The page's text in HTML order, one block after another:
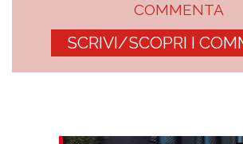
COMMENTA
SCRIVI/SCOPRI I